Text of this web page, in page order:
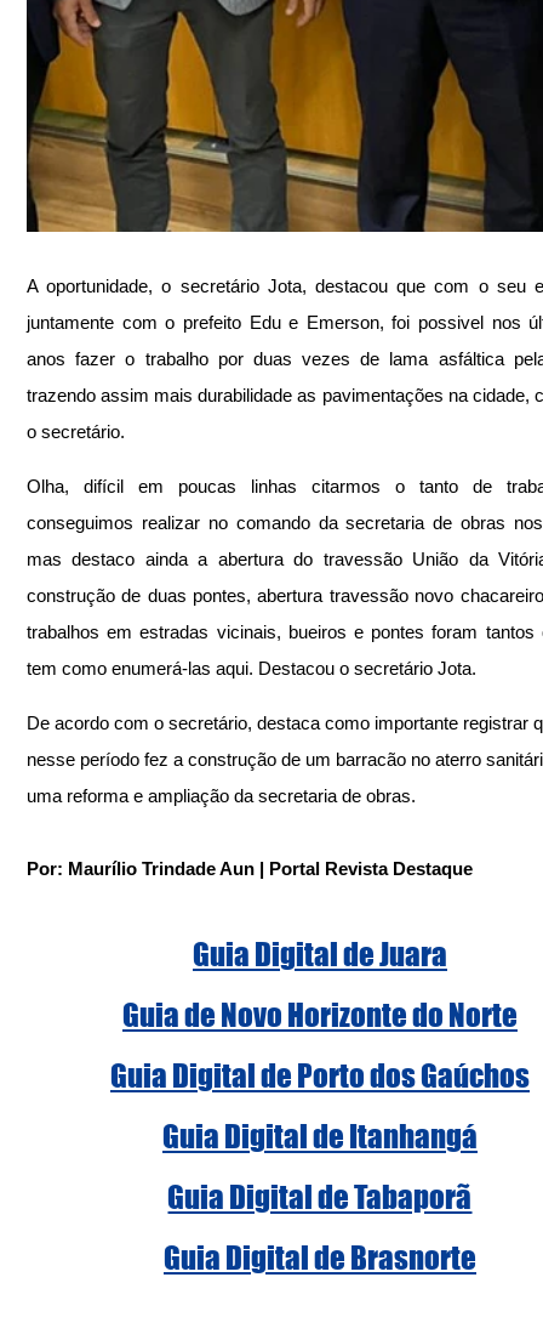
A oportunidade, o secretário Jota, destacou que com o seu
juntamente com o prefeito Edu e Emerson, foi possivel nos
anos fazer o trabalho por duas vezes de lama asfáltica
trazendo assim mais durabilidade as pavimentações na cidade,
o secretário.
Olha, difícil em poucas linhas citarmos o tanto de
conseguimos realizar no comando da secretaria de obras
mas destaco ainda a abertura do travessão União da
construção de duas pontes, abertura travessão novo
trabalhos em estradas vicinais, bueiros e pontes foram tantos
tem como enumerá-las aqui. Destacou o secretário Jota.
De acordo com o secretário, destaca como importante registrar
nesse período fez a construção de um barracão no aterro
uma reforma e ampliação da secretaria de obras.
Por: Maurílio Trindade Aun | Portal Revista Destaque
Guia Digital de Juara
Guia de Novo Horizonte do Norte
Guia Digital de Porto dos Gaúchos
Guia Digital de Itanhangá
Guia Digital de Tabaporã
Guia Digital de Brasnorte